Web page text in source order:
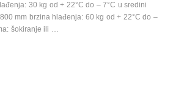
30 kg od + 22°C do – 7°C u sredini
mm brzina hlađenja: 60 kg od + 22°C do –
šokiranje ili …